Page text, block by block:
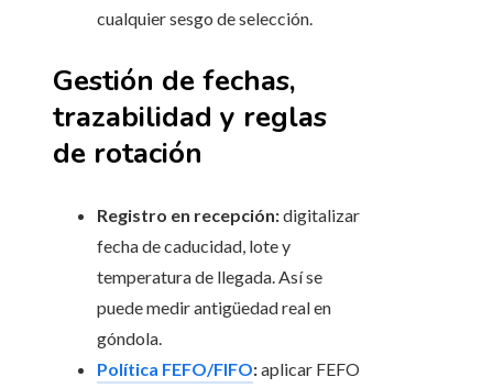
cualquier sesgo de selección.
Gestión de fechas,
trazabilidad y reglas
de rotación
Registro en recepción:digitalizar
fecha de caducidad, lote y
temperatura de llegada. Así se
puede medir antigüedad real en
góndola.
Política FEFO/FIFO:aplicar FEFO